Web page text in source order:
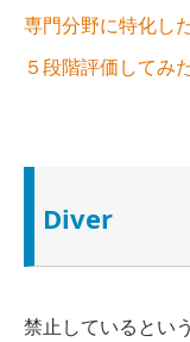
専門分野に特化し
５段階評価してみ
Diver
禁止しているという